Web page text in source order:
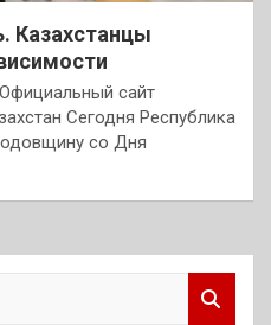
Казахстанцы
сайт
Сегодня Республика
со Дня